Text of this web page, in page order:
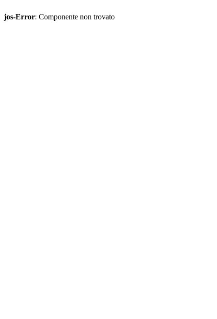
jos-Error: Componente non trovato